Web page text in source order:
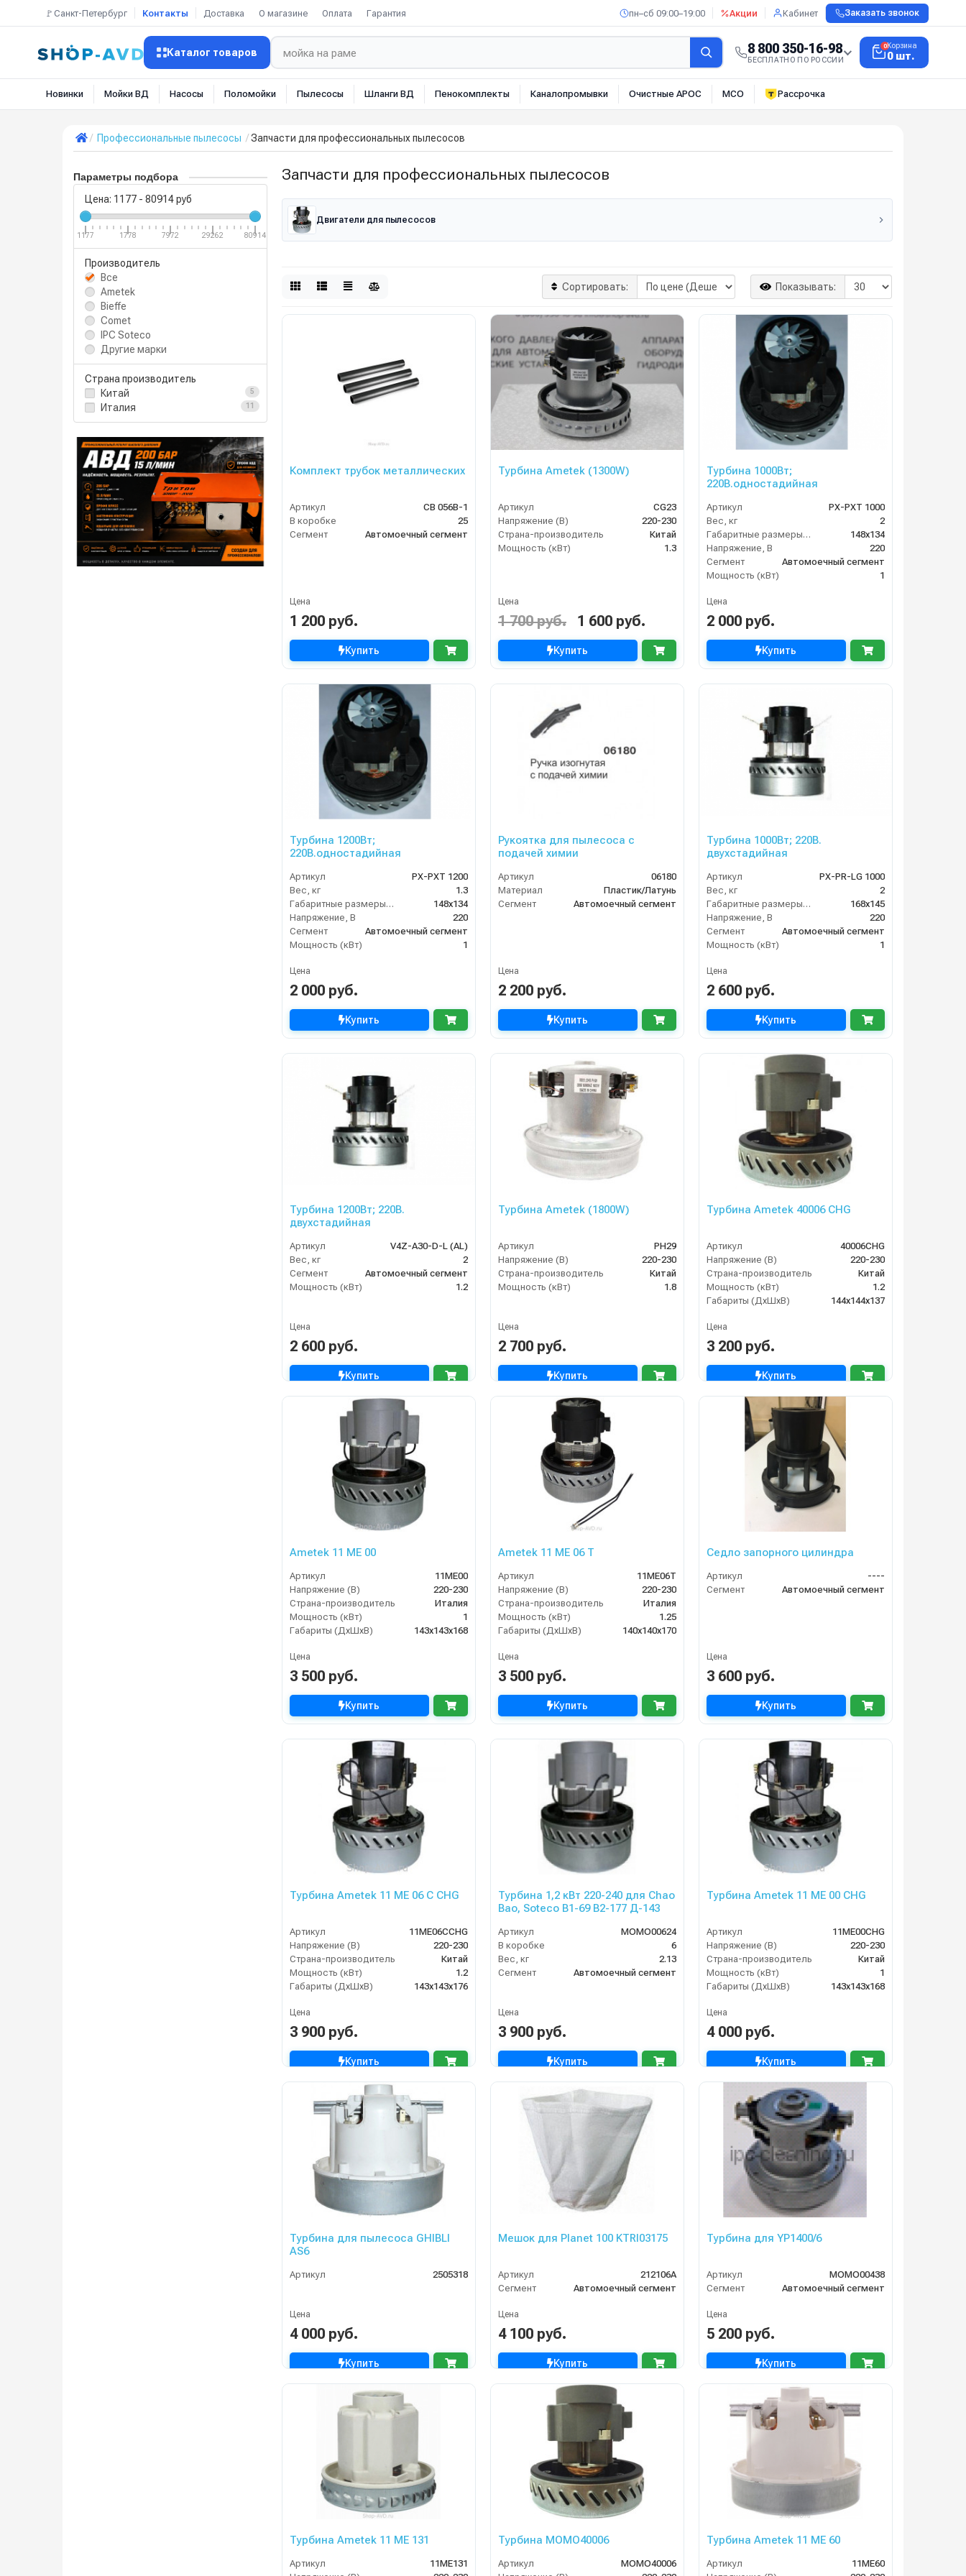
🚩Санкт-Петербург Контакты Доставка О магазине Оплата Гарантия пн–сб 09:00–19:00 Акции Кабинет Заказать звонок
Каталог товаров 8 800 350-16-98
БЕСПЛАТНО ПО РОССИИ
0Корзина
0 шт.
Новинки Мойки ВД Насосы Поломойки Пылесосы Шланги ВД Пенокомплекты Каналопромывки Очистные АРОС МСО Рассрочка
Профессиональные пылесосы Запчасти для профессиональных пылесосов
Параметры подбора
Цена: 1177 - 80914руб
1177 1778 7972 29262 80914
Производитель
Все
Ametek
Bieffe
Comet
IPC Soteco
Другие марки
Страна производитель
Китай
5
Италия 11
Запчасти для профессиональных пылесосов
Двигатели для пылесосов
Сортировать: Показывать:
Комплект трубок металлических
Артикул
СВ 056В-1
В коробке
25
Сегмент
Автомоечный сегмент
Цена
1 200 руб.
Купить
Турбина Ametek (1300W)
Артикул
CG23
Напряжение (В)
220-230
Страна-производитель
Китай
Мощность (кВт)
1.3
Цена
1 700 руб. 1 600 руб.
Купить
Турбина 1000Вт;
220В.одностадийная
Артикул
PX-PXT 1000
Вес, кг
2
Габаритные размеры, мм
148x134
Напряжение, В
220
Сегмент
Автомоечный сегмент
Мощность (кВт)
1
Цена
2 000 руб.
Купить
Турбина 1200Вт;
220В.одностадийная
Артикул
PX-PXT 1200
Вес, кг
1.3
Габаритные размеры, мм
148x134
Напряжение, В
220
Сегмент
Автомоечный сегмент
Мощность (кВт)
1
Цена
2 000 руб.
Купить
Рукоятка для пылесоса c
подачей химии
Артикул
06180
Материал
Пластик/Латунь
Сегмент
Автомоечный сегмент
Цена
2 200 руб.
Купить
Турбина 1000Вт; 220В.
двухстадийная
Артикул
PX-PR-LG 1000
Вес, кг
2
Габаритные размеры, мм
168x145
Напряжение, В
220
Сегмент
Автомоечный сегмент
Мощность (кВт)
1
Цена
2 600 руб.
Купить
Турбина 1200Вт; 220В.
двухстадийная
Артикул
V4Z-A30-D-L (AL)
Вес, кг
2
Сегмент
Автомоечный сегмент
Мощность (кВт)
1.2
Цена
2 600 руб.
Купить
Турбина Ametek (1800W)
Артикул
PH29
Напряжение (В)
220-230
Страна-производитель
Китай
Мощность (кВт)
1.8
Цена
2 700 руб.
Купить
Турбина Ametek 40006 CHG
Артикул
40006CHG
Напряжение (В)
220-230
Страна-производитель
Китай
Мощность (кВт)
1.2
Габариты (ДхШхВ)
144х144х137
Цена
3 200 руб.
Купить
Ametek 11 ME 00
Артикул
11ME00
Напряжение (В)
220-230
Страна-производитель
Италия
Мощность (кВт)
1
Габариты (ДхШхВ)
143х143х168
Цена
3 500 руб.
Купить
Ametek 11 ME 06 T
Артикул
11ME06T
Напряжение (В)
220-230
Страна-производитель
Италия
Мощность (кВт)
1.25
Габариты (ДхШхВ)
140х140х170
Цена
3 500 руб.
Купить
Седло запорного цилиндра
Артикул
----
Сегмент
Автомоечный сегмент
Цена
3 600 руб.
Купить
Турбина Ametek 11 ME 06 C CHG
Артикул
11ME06CCHG
Напряжение (В)
220-230
Страна-производитель
Китай
Мощность (кВт)
1.2
Габариты (ДхШхВ)
143х143х176
Цена
3 900 руб.
Купить
Турбина 1,2 кВт 220-240 для Chao
Bao, Soteco В1-69 B2-177 Д-143
Артикул
MOMO00624
В коробке
6
Вес, кг
2.13
Сегмент
Автомоечный сегмент
Цена
3 900 руб.
Купить
Турбина Ametek 11 ME 00 CHG
Артикул
11ME00CHG
Напряжение (В)
220-230
Страна-производитель
Китай
Мощность (кВт)
1
Габариты (ДхШхВ)
143х143х168
Цена
4 000 руб.
Купить
Турбина для пылесоса GHIBLI
AS6
Артикул 2505318
Цена
4 000 руб.
Купить
Мешок для Planet 100 KTRI03175
Артикул
212106A
Сегмент
Автомоечный сегмент
Цена
4 100 руб.
Купить
Турбина для YP1400/6
Артикул
MOMO00438
Сегмент
Автомоечный сегмент
Цена
5 200 руб.
Купить
Турбина Ametek 11 ME 131
Артикул
11ME131
Турбина MOMO40006
Артикул
MOMO40006
Турбина Ametek 11 ME 60
Артикул
11ME60